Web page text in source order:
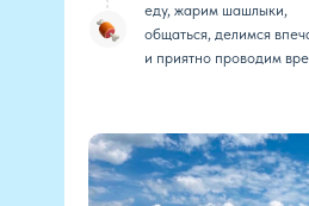
еду, жарим шашлыки,
общаться, делимся
и приятно проводим